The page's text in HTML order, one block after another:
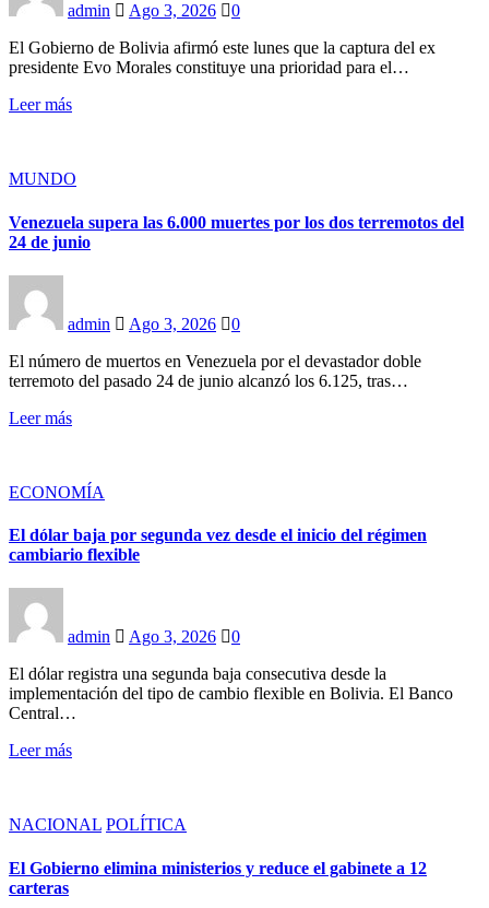
admin Ago 3, 2026
0
El Gobierno de Bolivia afirmó este lunes que la captura del ex
presidente Evo Morales constituye una prioridad para el…
Leer más
MUNDO
Venezuela supera las 6.000 muertes por los dos terremotos del
24 de junio
admin Ago 3, 2026
0
El número de muertos en Venezuela por el devastador doble
terremoto del pasado 24 de junio alcanzó los 6.125, tras…
Leer más
ECONOMÍA
El dólar baja por segunda vez desde el inicio del régimen
cambiario flexible
admin Ago 3, 2026
0
El dólar registra una segunda baja consecutiva desde la
implementación del tipo de cambio flexible en Bolivia. El Banco
Central…
Leer más
NACIONAL POLÍTICA
El Gobierno elimina ministerios y reduce el gabinete a 12
carteras